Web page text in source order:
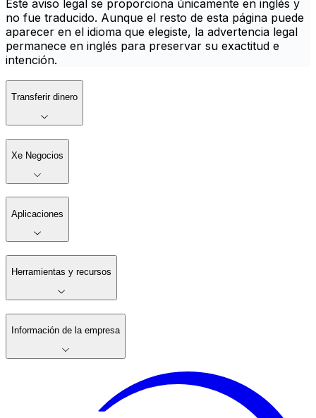
Este aviso legal se proporciona únicamente en inglés y
no fue traducido. Aunque el resto de esta página puede
aparecer en el idioma que elegiste, la advertencia legal
permanece en inglés para preservar su exactitud e
intención.
Transferir dinero
Xe Negocios
Aplicaciones
Herramientas y recursos
Información de la empresa